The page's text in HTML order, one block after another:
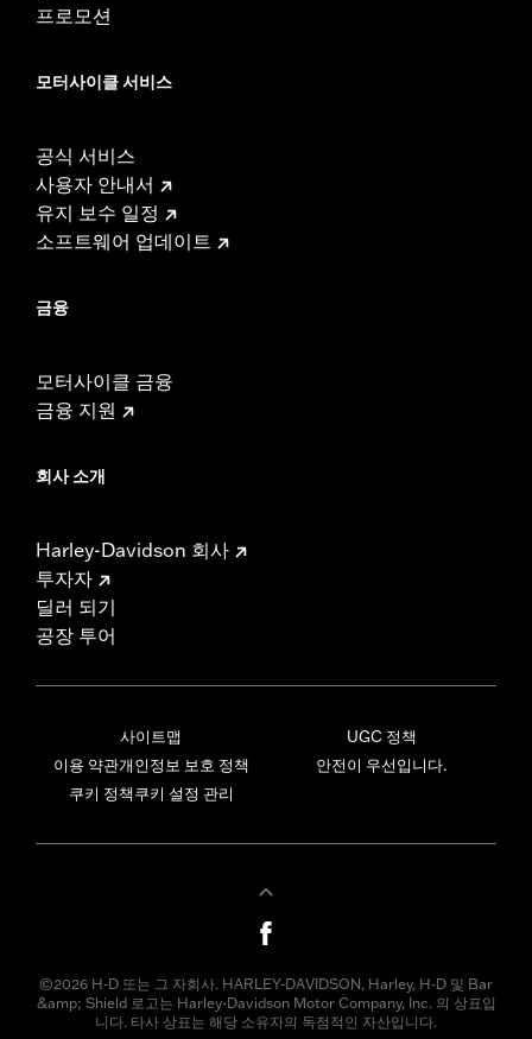
프로모션
모터사이클 서비스
공식 서비스
사용자 안내서
유지 보수 일정
소프트웨어 업데이트
금융
모터사이클 금융
금융 지원
회사 소개
Harley-Davidson 회사
투자자
딜러 되기
공장 투어
사이트맵
이용 약관개인정보 보호 정책
쿠키 정책쿠키 설정 관리
UGC 정책
안전이 우선입니다.
©2026 H-D 또는 그 자회사. HARLEY-DAVIDSON, Harley, H-D 및 Bar
&amp; Shield 로고는 Harley-Davidson Motor Company, Inc. 의 상표입
니다. 타사 상표는 해당 소유자의 독점적인 자산입니다.